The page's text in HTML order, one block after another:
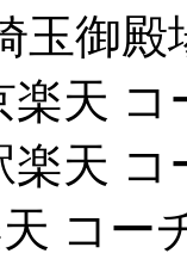
玉御
楽天
楽天
コー